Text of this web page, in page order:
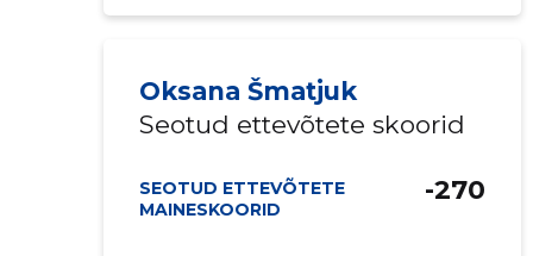
Oksana Šmatjuk
Seotud ettevõtete skoorid
SEOTUD ETTEVÕTETE
MAINESKOORID
-270